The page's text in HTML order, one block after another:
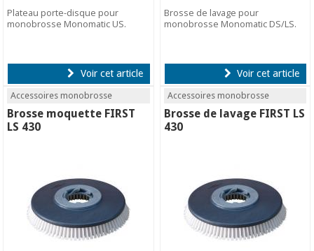
Plateau porte-disque pour
monobrosse Monomatic US.
Voir cet article
Brosse de lavage pour
monobrosse Monomatic DS/LS.
Voir cet article
Accessoires monobrosse
Brosse moquette FIRST
LS 430
Accessoires monobrosse
Brosse de lavage FIRST LS
430